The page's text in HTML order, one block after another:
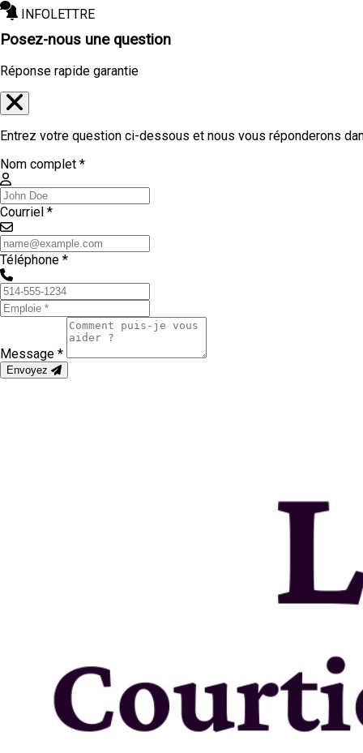
INFOLETTRE
Posez-nous une question
Réponse rapide garantie
Entrez votre question ci-dessous et nous vous réponderons
Nom complet *
Courriel *
Téléphone *
Message *
Envoyez